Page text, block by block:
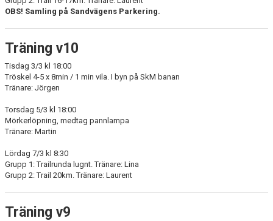
OBS! Samling på Sandvägens Parkering.
Träning v10
Tisdag 3/3 kl 18:00
Tröskel 4-5 x 8min / 1 min vila. I byn på SkM banan
Tränare: Jörgen
Torsdag 5/3 kl 18:00
Mörkerlöpning, medtag pannlampa
Tränare: Martin
Lördag 7/3 kl 8:30
Grupp 1: Trailrunda lugnt. Tränare: Lina
Grupp 2: Trail 20km. Tränare: Laurent
Träning v9